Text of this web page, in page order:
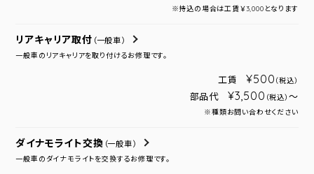
※持込の場合は工賃￥3,000となります
リアキャリア取付 （一般車）
一般車のリアキャリアを取り付けるお修理です。
工賃 ¥500 （税込）
部品代 ¥3,500 （税込） ～
※種類お問い合わせください
ダイナモライト交換 （一般車）
一般車のダイナモライトを交換するお修理です。